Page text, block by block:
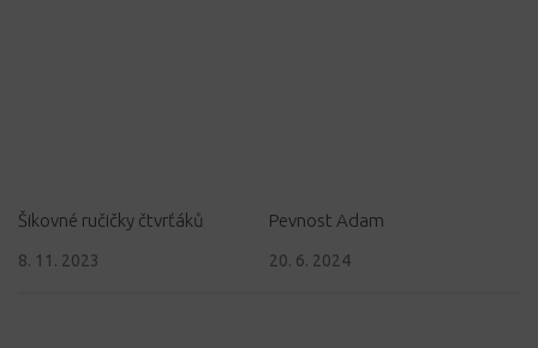
Šikovné ručičky čtvrťáků
8. 11. 2023
Pevnost Adam
20. 6. 2024